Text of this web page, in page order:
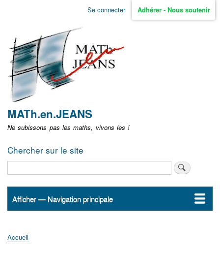
Aller
non
identifié
Se connecter Adhérer - Nous soutenir
MATh.en.JEANS
Ne subissons pas les maths, vivons les !
Chercher sur le site
Navigation
Afficher — Navigation principale
Accueil
ActualitésMATh.en.JEANS ?
Régions et Ateliers
Créer, gérer un atelier
Sujets/Publications
Congrès
Accueil